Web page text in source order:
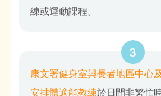
練或運動課程。
康文署健身室與長者地區中心
安排體適能教練於日間非繁忙